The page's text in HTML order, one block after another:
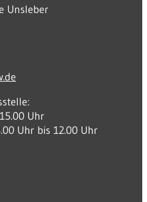
Unsleber
Uhr
Uhr bis 12.00 Uhr